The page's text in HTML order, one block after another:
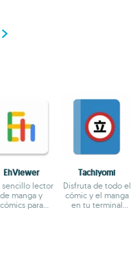
EhViewer
sencillo lector
de manga y
cómics para
Tachiyomi
Disfruta de todo el
cómic y el manga
en tu terminal